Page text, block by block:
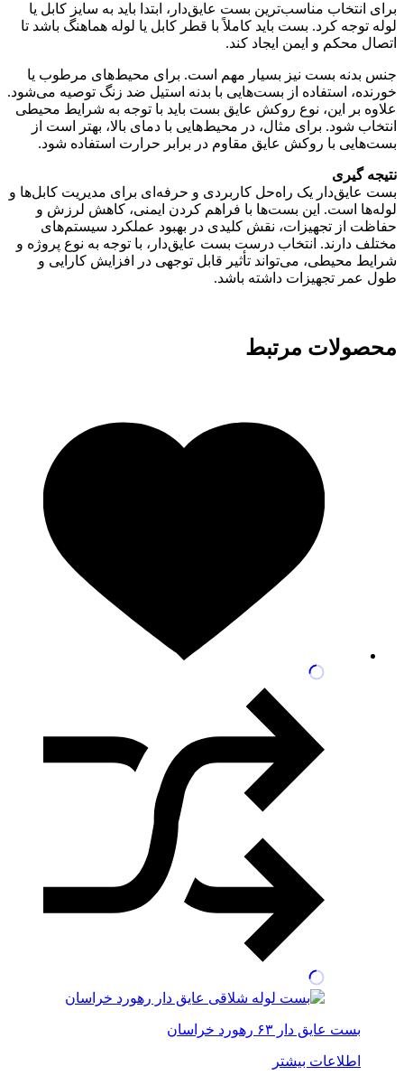
برای انتخاب مناسب‌ترین بست عایق‌دار، ابتدا باید به سایز کابل یا
لوله توجه کرد. بست باید کاملاً با قطر کابل یا لوله هماهنگ باشد تا
اتصال محکم و ایمن ایجاد کند.
جنس بدنه بست نیز بسیار مهم است. برای محیط‌های مرطوب یا
خورنده، استفاده از بست‌هایی با بدنه استیل ضد زنگ توصیه می‌شود.
علاوه بر این، نوع روکش عایق بست باید با توجه به شرایط محیطی
انتخاب شود. برای مثال، در محیط‌هایی با دمای بالا، بهتر است از
بست‌هایی با روکش عایق مقاوم در برابر حرارت استفاده شود.
نتیجه گیری
بست عایق‌دار یک راه‌حل کاربردی و حرفه‌ای برای مدیریت کابل‌ها و
لوله‌ها است. این بست‌ها با فراهم کردن ایمنی، کاهش لرزش و
حفاظت از تجهیزات، نقش کلیدی در بهبود عملکرد سیستم‌های
مختلف دارند. انتخاب درست بست عایق‌دار، با توجه به نوع پروژه و
شرایط محیطی، می‌تواند تأثیر قابل توجهی در افزایش کارایی و
طول عمر تجهیزات داشته باشد.
محصولات مرتبط
بست عایق دار ۶۳ رهورد خراسان
اطلاعات بیشتر